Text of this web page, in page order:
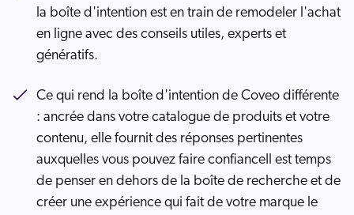
la boîte d'intention est en train de remodeler l'achat
en ligne avec des conseils utiles, experts et
génératifs.
Ce qui rend la boîte d'intention de Coveo différente
: ancrée dans votre catalogue de produits et votre
contenu, elle fournit des réponses pertinentes
auxquelles vous pouvez faire confianceIl est temps
de penser en dehors de la boîte de recherche et de
créer une expérience qui fait de votre marque le